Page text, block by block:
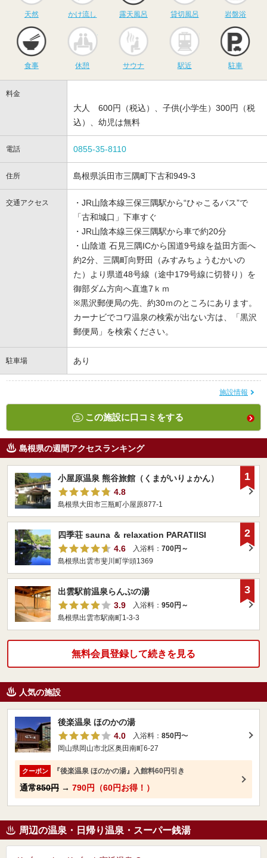
天然 かけ流し 露天風呂 貸切風呂 岩盤浴
食事 休憩
サウナ
サウナ 駅近 駐車
料金
大人 600円（税込）、子供(小学生）300円（税
込）、幼児は無料
電話 0855-35-8110
住所 島根県浜田市三隅町下古和949-3
交通アクセス
・JR山陰本線三保三隅駅から“ひゃこるバス”で
「古和城口」下車すぐ
・JR山陰本線三保三隅駅から車で約20分
・山陰道 石見三隅ICから国道9号線を益田方面へ
約2分、三隅町向野田（みすみちょうむかいの
た）より県道48号線（途中179号線に切替り）を
御部ダム方向へ直進7ｋｍ
※黒沢郵便局の先、約30ｍのところにあります。
カーナビでコワ温泉の検索が出ない方は、「黒沢
郵便局」を検索ください。
駐車場 あり
施設情報
この施設に口コミをする
島根県の週間アクセスランキング
小屋原温泉 熊谷旅館（くまがいりょかん）
4.8
島根県大田市三瓶町小屋原877-1
1
四季荘 sauna ＆ relaxation PARATIISI
4.6
入浴料： 700円～
島根県出雲市斐川町学頭1369
2
出雲駅前温泉らんぷの湯
3.9
入浴料： 950円～
島根県出雲市駅南町1-3-3
3
無料会員登録して続きを見る
人気の施設
後楽温泉 ほのかの湯
4.0
入浴料： 850円〜
岡山県岡山市北区奥田南町6-27
クーポン 『後楽温泉 ほのかの湯』入館料60円引き
通常850円 → 790円（60円お得！）
周辺の温泉・日帰り温泉・スーパー銭湯